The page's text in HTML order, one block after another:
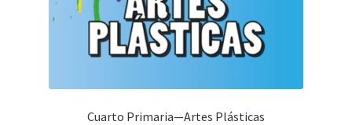
Cuarto Primaria—Artes Plásticas